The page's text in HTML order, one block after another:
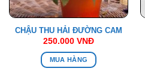
CHẬU THU HẢI ĐƯỜNG CAM
250.000 VNĐ
MUA HÀNG